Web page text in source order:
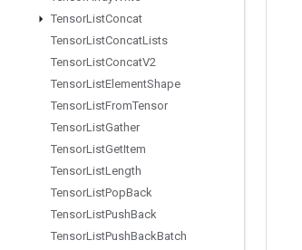
TensorListConcat
TensorListConcatLists
TensorListConcatV2
TensorListElementShape
TensorListFromTensor
TensorListGather
TensorListGetItem
TensorListLength
TensorListPopBack
TensorListPushBack
TensorListPushBackBatch